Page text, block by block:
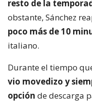
resto de la
obstante, Sánchez
poco más de 10
italiano.
Durante el tiempo
vio movedizo y
opción de descarga